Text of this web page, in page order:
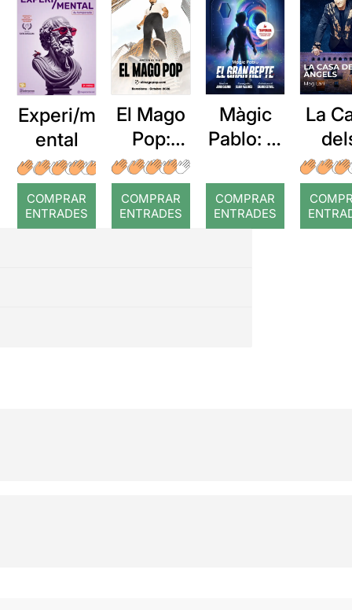
Experi/m
ental
COMPRAR
ENTRADES
El Mago
Pop:
Nada es
imposibl
e
COMPRAR
ENTRADES
Màgic
Pablo: El
repte
COMPRAR
ENTRADES
La